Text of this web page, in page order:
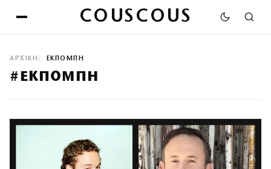
COUSCOUS
ΑΡΧΙΚΉ ΕΚΠΟΜΠΗ
#ΕΚΠΟΜΠΗ